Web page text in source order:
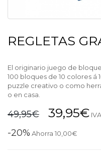
REGLETAS
El originario juego de
100 bloques de 10 colores á
puzzle creativo o como
o en casa.
49,95€ 39,95€
-20% Ahorra 10,00€